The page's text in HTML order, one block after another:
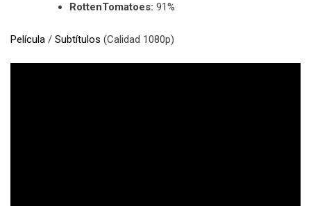
RottenTomatoes: 91%
Película / Subtítulos (Calidad 1080p)